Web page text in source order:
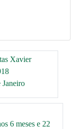
Xavier
6 meses e 22